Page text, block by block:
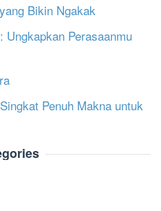
Bikin Ngakak
Ungkapkan Perasaanmu
Penuh Makna untuk